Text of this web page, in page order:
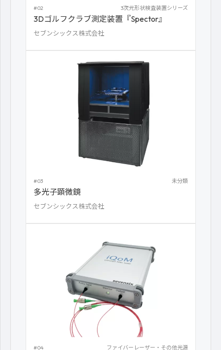
#02 3次元形状検査装置シリーズ
3Dゴルフクラブ測定装置『Spector』
セブンシックス株式会社
#03 未分類
多光子顕微鏡
セブンシックス株式会社
#04 ファイバーレーザー・その他光源